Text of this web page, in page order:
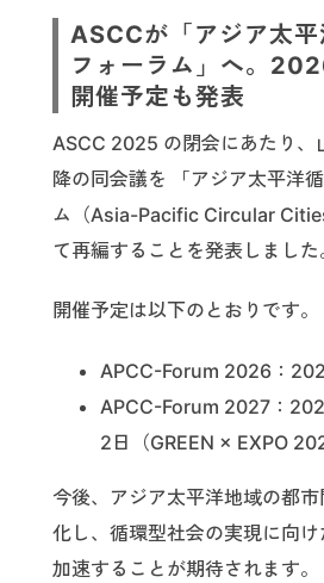
ASCCが「アジア太
フォーラム」へ。
開催予定も発表
ASCC 2025 の閉会にあたり、
降の同会議を 「アジア太平洋
ム（Asia-Pacific Circular
て再編することを発表しました
開催予定は以下のとおりです。
APCC-Forum 2026：
APCC-Forum 2027：
2日（GREEN × EXPO
今後、アジア太平洋地域の都
化し、循環型社会の実現に向け
加速することが期待されます。